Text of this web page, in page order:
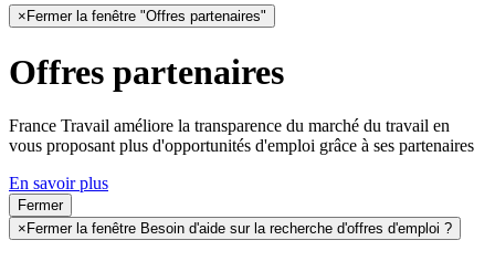
× Fermer la fenêtre "Offres partenaires"
Offres partenaires
France Travail améliore la transparence du marché du travail en
vous proposant plus d'opportunités d'emploi grâce à ses partenaires
En savoir plus
Fermer
× Fermer la fenêtre Besoin d'aide sur la recherche d'offres d'emploi ?